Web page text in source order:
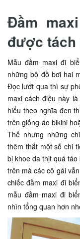
Đầm
được tách
Mẫu đầm maxi đi
những bộ đồ bơi hai
Đọc lướt qua thì sự
maxi cách điệu này
hiểu theo nghĩa đen
trên giống áo bikini
Thế nhưng những
thêm thắt một số chi
bị khoe da thịt quá
trên mà các cô gái
chiếc đầm maxi đi
mẫu đầm maxi đi
nhìn tổng quan hơn